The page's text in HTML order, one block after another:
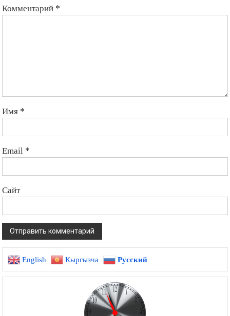
Комментарий *
Имя *
Email *
Сайт
English Кыргызча Русский